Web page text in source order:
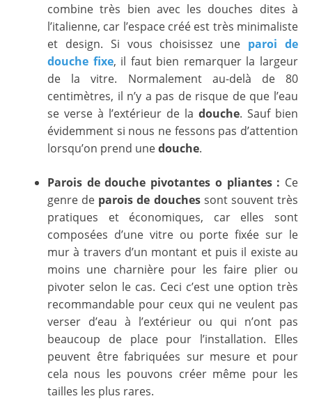
combine très bien avec les douches dites à
l’italienne, car l’espace créé est très minimaliste
et design. Si vous choisissez une paroi de
douche fixe, il faut bien remarquer la largeur
de la vitre. Normalement au-delà de 80
centimètres, il n’y a pas de risque de que l’eau
se verse à l’extérieur de la douche. Sauf bien
évidemment si nous ne fessons pas d’attention
lorsqu’on prend unedouche.
Parois de douche pivotantes o pliantes : Ce
genre de parois de douchessont souvent très
pratiques et économiques, car elles sont
composées d’une vitre ou porte fixée sur le
mur à travers d’un montant et puis il existe au
moins une charnière pour les faire plier ou
pivoter selon le cas. Ceci c’est une option très
recommandable pour ceux qui ne veulent pas
verser d’eau à l’extérieur ou qui n’ont pas
beaucoup de place pour l’installation. Elles
peuvent être fabriquées sur mesure et pour
cela nous les pouvons créer même pour les
tailles les plus rares.